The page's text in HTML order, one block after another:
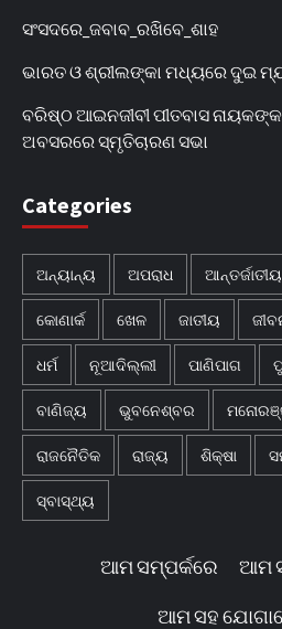
ସଂସଦରେ_ଜବାବ_ରଖିବେ_ଶାହ
ଭାରତ ଓ ଶ୍ରୀଲଙ୍କା ମଧ୍ୟରେ ଦୁଇ
ବରିଷ୍ଠ ଆଇନଜୀବୀ ପୀତବାସ ନାୟକଙ୍କ
ଅବସରରେ ସ୍ମୃତିଚାରଣ ସଭା
Categories
ଅନ୍ୟାନ୍ୟ ଅପରାଧ ଆନ୍ତର୍ଜାତୀୟ
କୋଣାର୍କ ଖେଳ ଜାତୀୟ
ଧର୍ମ ନୂଆଦିଲ୍ଲୀ ପାଣିପାଗ
ବାଣିଜ୍ୟ ଭୁବନେଶ୍ବର
ରାଜନୈତିକ ରାଜ୍ୟ ଶିକ୍ଷା
ସ୍ବାସ୍ଥ୍ୟ
ଆମ ସମ୍ପର୍କରେ ଆମ
ଆମ ସହ